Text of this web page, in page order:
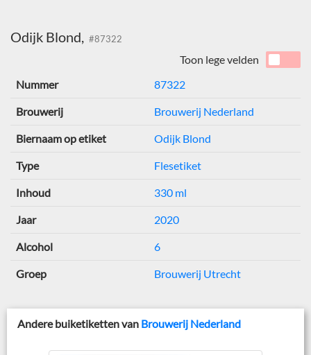
Odijk Blond, #87322
Toon lege velden
Nummer
87322
Brouwerij Brouwerij Nederland
Biernaam op etiket Odijk Blond
Type Flesetiket
Inhoud 330 ml
Jaar 2020
Alcohol 6
Groep Brouwerij Utrecht
Andere buiketiketten van Brouwerij Nederland